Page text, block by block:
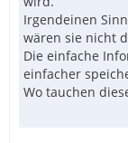
Irgendeinen
wären sie nicht
Die einfache
einfacher
Wo tauchen